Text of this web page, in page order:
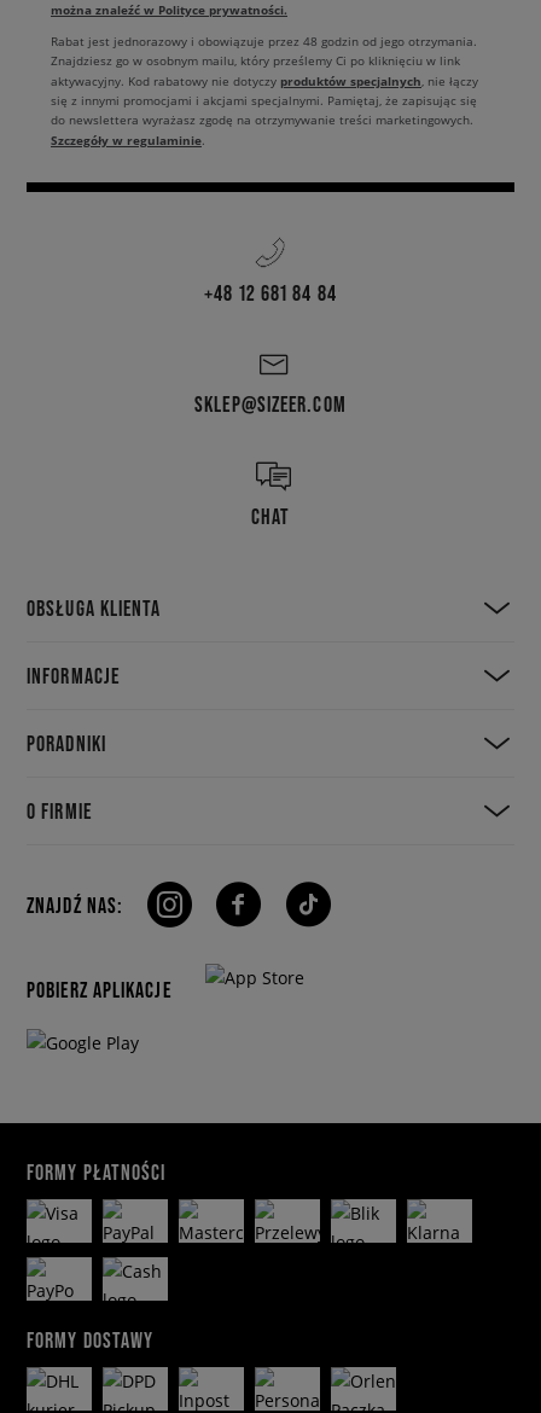
można znaleźć w Polityce prywatności.
Rabat jest jednorazowy i obowiązuje przez 48 godzin od jego otrzymania.
Znajdziesz go w osobnym mailu, który prześlemy Ci po kliknięciu w link
aktywacyjny. Kod rabatowy nie dotyczy produktów specjalnych, nie łączy
się z innymi promocjami i akcjami specjalnymi. Pamiętaj, że zapisując się
do newslettera wyrażasz zgodę na otrzymywanie treści marketingowych.
Szczegóły w regulaminie.
+48 12 681 84 84
SKLEP@SIZEER.COM
CHAT
OBSŁUGA KLIENTA
INFORMACJE
PORADNIKI
O FIRMIE
ZNAJDŹ NAS:
POBIERZ APLIKACJE
FORMY PŁATNOŚCI
FORMY DOSTAWY